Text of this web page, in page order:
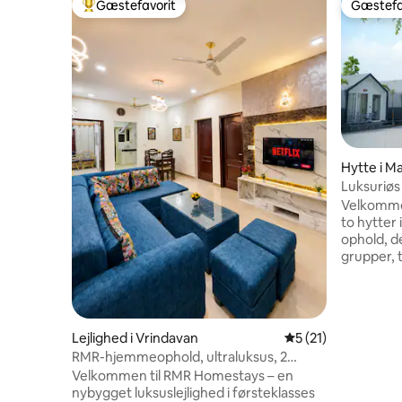
Bedste gæstefavorit
Gæstefavorit
Lejlighed i Vrindavan 5 ud af 5 i
5 (21)
RMR-hjemmeophold, ultraluksus, 2
værelser og køkken, nær Prem Mandir
Velkommen til RMR Homestays – en
nybygget luksuslejlighed i førsteklasses
Hytte i
to hytter
ophold,
grupper,